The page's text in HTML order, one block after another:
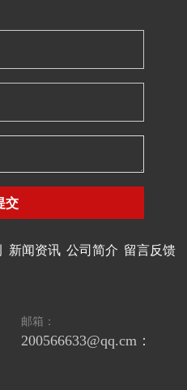
交
新闻资讯 公司简介 留言反馈
邮箱：
200566633@qq.cm：